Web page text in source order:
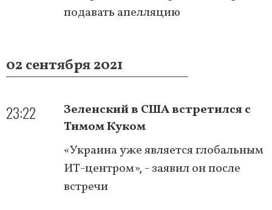
подавать апелляцию
02 сентября 2021
23:22
Зеленский в США встретился с
Тимом Куком
«Украина уже является глобальным
ИТ-центром», - заявил он после
встречи